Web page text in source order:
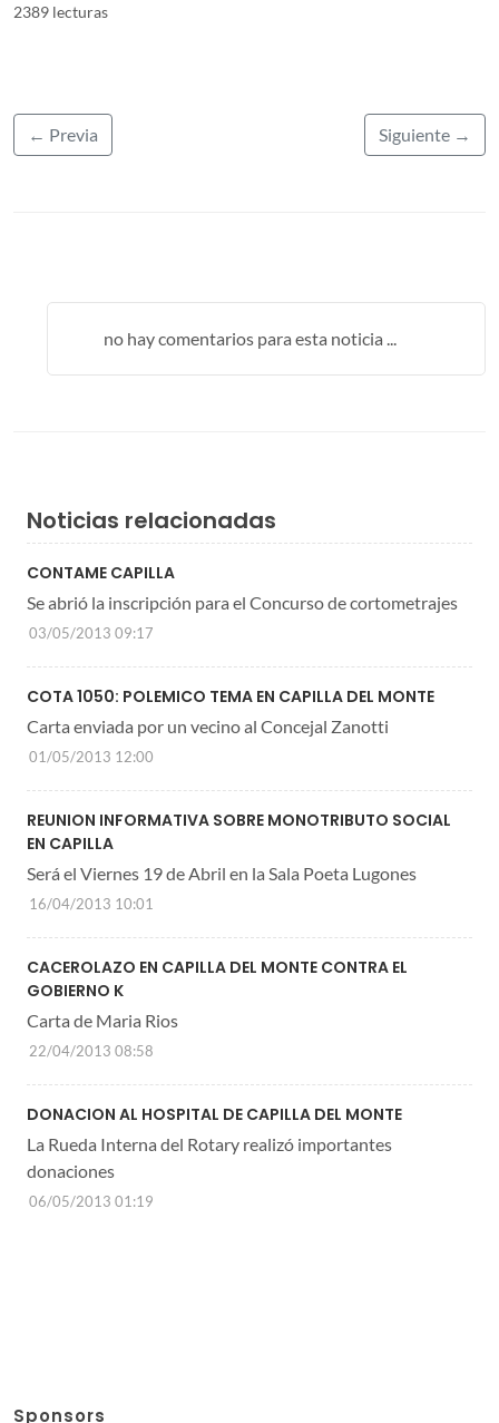
2389 lecturas
← Previa Siguiente →
no hay comentarios para esta noticia ...
Noticias relacionadas
CONTAME CAPILLA
Se abrió la inscripción para el Concurso de cortometrajes
03/05/2013 09:17
COTA 1050: POLEMICO TEMA EN CAPILLA DEL MONTE
Carta enviada por un vecino al Concejal Zanotti
01/05/2013 12:00
REUNION INFORMATIVA SOBRE MONOTRIBUTO SOCIAL
EN CAPILLA
Será el Viernes 19 de Abril en la Sala Poeta Lugones
16/04/2013 10:01
CACEROLAZO EN CAPILLA DEL MONTE CONTRA EL
GOBIERNO K
Carta de Maria Rios
22/04/2013 08:58
DONACION AL HOSPITAL DE CAPILLA DEL MONTE
La Rueda Interna del Rotary realizó importantes
donaciones
06/05/2013 01:19
Sponsors